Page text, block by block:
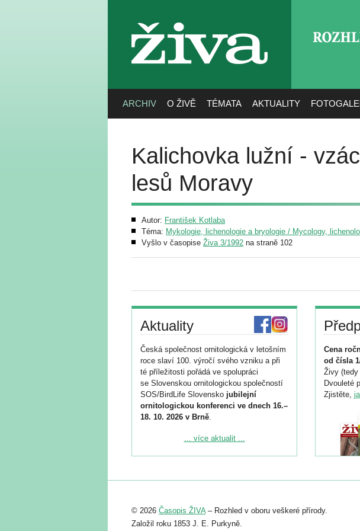
živa
ARCHIV O ŽIVĚ TÉMATA AKTUALITY
Kalichovka lužní -
lesů Moravy
Autor: František Kotlaba
Téma: Mykologie, lichenologie a bryologie / Mycology,
Vyšlo v časopise Živa 3/1992 na straně 102
Aktuality
Česká společnost ornitologická v letošním
roce slaví 100. výročí svého vzniku a při
té příležitosti pořádá ve spolupráci
se Slovenskou ornitologickou společností
SOS/BirdLife Slovensko jubilejní
ornitologickou konferenci ve dnech 16.–
18. 10. 2026 v Brně.
Podrobnější informace ke konferenci
Registrovat se můžete do 6. září.
abstraktu přihlášené přednášky nebo
posteru je už 30. června.
... více aktualit ...
Cena
od čísla
Živy
Dvouleté
Zjistěte,
© 2026 Časopis ŽIVA– Rozhled v oboru veškeré přírody.
Založil roku 1853 J. E. Purkyně.